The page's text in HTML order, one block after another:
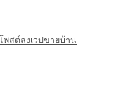
สต์ลงเวปขายบ้าน